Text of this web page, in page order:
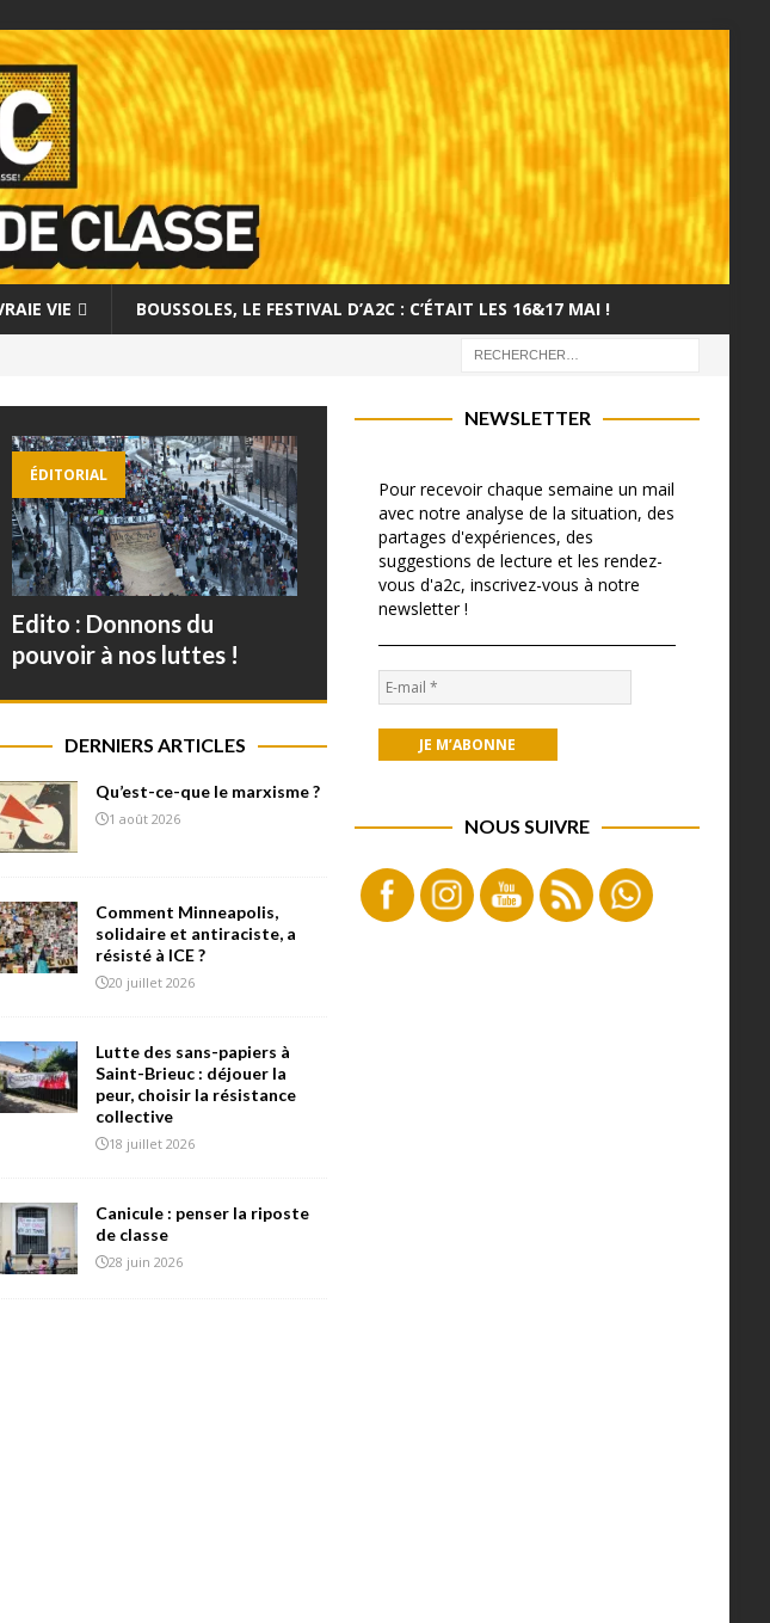
VIE BOUSSOLES, LE FESTIVAL D’A2C : C’ÉTAIT LES 16&17 MAI !
ÉDITORIAL
Edito : Donnons du
pouvoir à nos luttes !
DERNIERS ARTICLES
Qu’est-ce-que le marxisme ?
1 août 2026
Comment Minneapolis,
solidaire et antiraciste, a
résisté à ICE ?
20 juillet 2026
Lutte des sans-papiers à
Saint-Brieuc : déjouer la
peur, choisir la résistance
collective
18 juillet 2026
Canicule : penser la riposte
de classe
28 juin 2026
NEWSLETTER
Pour recevoir chaque semaine un mail
avec notre analyse de la situation, des
partages d'expériences, des
suggestions de lecture et les rendez-
vous d'a2c, inscrivez-vous à notre
newsletter !
NOUS SUIVRE